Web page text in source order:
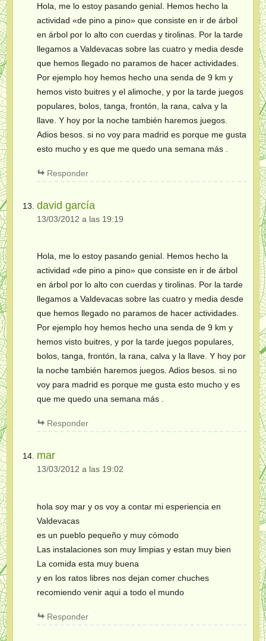
Hola, me lo estoy pasando genial. Hemos hecho la
actividad «de pino a pino» que consiste en ir de árbol
en árbol por lo alto con cuerdas y tirolinas. Por la tarde
llegamos a Valdevacas sobre las cuatro y media desde
que hemos llegado no paramos de hacer actividades.
Por ejemplo hoy hemos hecho una senda de 9 km y
hemos visto buitres y el alimoche, y por la tarde juegos
populares, bolos, tanga, frontón, la rana, calva y la
llave. Y hoy por la noche también haremos juegos.
Adios besos. si no voy para madrid es porque me gusta
esto mucho y es que me quedo una semana más .
Responder
david garcía
13/03/2012 a las 19:19
Hola, me lo estoy pasando genial. Hemos hecho la
actividad «de pino a pino» que consiste en ir de árbol
en árbol por lo alto con cuerdas y tirolinas. Por la tarde
llegamos a Valdevacas sobre las cuatro y media desde
que hemos llegado no paramos de hacer actividades.
Por ejemplo hoy hemos hecho una senda de 9 km y
hemos visto buitres, y por la tarde juegos populares,
bolos, tanga, frontón, la rana, calva y la llave. Y hoy por
la noche también haremos juegos. Adios besos. si no
voy para madrid es porque me gusta esto mucho y es
que me quedo una semana más .
Responder
mar
13/03/2012 a las 19:02
hola soy mar y os voy a contar mi esperiencia en
Valdevacas
es un pueblo pequeño y muy cómodo
Las instalaciones son muy limpias y estan muy bien
La comida esta muy buena
y en los ratos libres nos dejan comer chuches
recomiendo venir aqui a todo el mundo
Responder